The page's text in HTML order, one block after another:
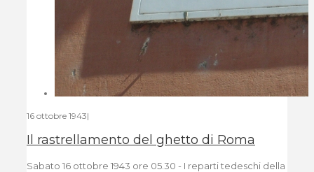
16 ottobre 1943|
Il rastrellamento del ghetto di Roma
Sabato 16 ottobre 1943 ore 05.30 - I reparti tedeschi della